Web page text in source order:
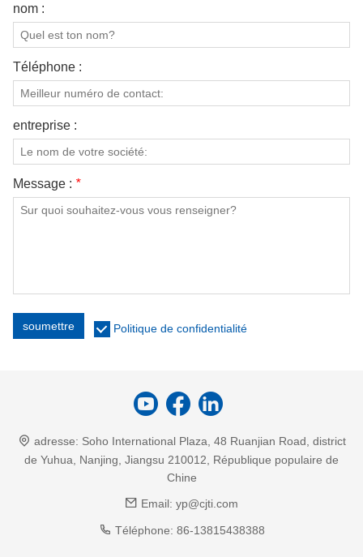
nom :
Téléphone :
entreprise :
Message : *
soumettre Politique de confidentialité
adresse: Soho International Plaza, 48 Ruanjian Road, district
de Yuhua, Nanjing, Jiangsu 210012, République populaire de
Chine
Email: yp@cjti.com
Téléphone: 86-13815438388